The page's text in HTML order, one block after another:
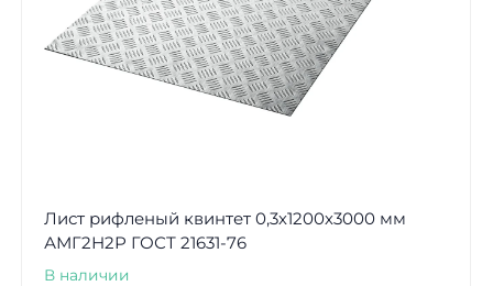
Лист рифленый квинтет 0,3х1200х3000 мм
АМГ2Н2Р ГОСТ 21631-76
В наличии